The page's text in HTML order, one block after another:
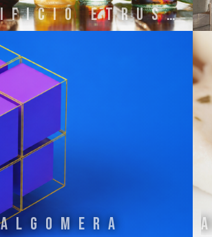
ACETIFICIO ETRUSCO
ALGOMERA